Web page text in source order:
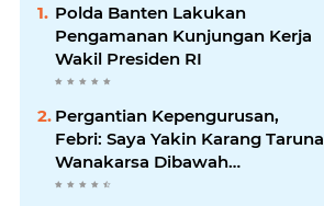
Polda Banten Lakukan
Pengamanan Kunjungan Kerja
Wakil Presiden RI
Pergantian Kepengurusan,
Febri: Saya Yakin Karang Taruna
Wanakarsa Dibawah
Kepemimpinan Bung Entus